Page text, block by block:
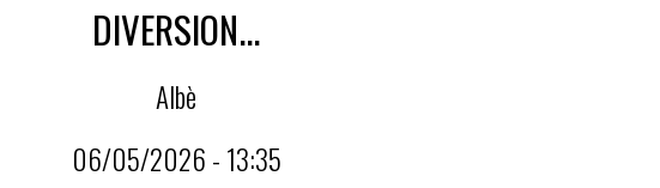
DIVERSION...
Albè
06/05/2026 - 13:35